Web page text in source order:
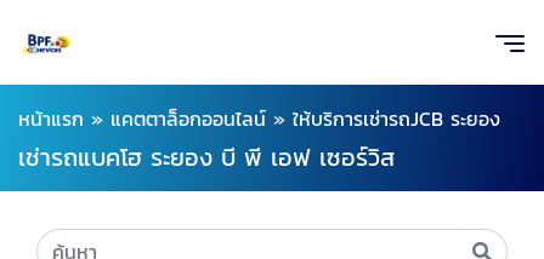
หน้าแรก » แคตตาล็อกออนไลน์ »ให้บริการเช่ารถJCB ระยอง
เช่ารถแบคโฮ ระยอง บี พี เอฟ เซอร์วิส